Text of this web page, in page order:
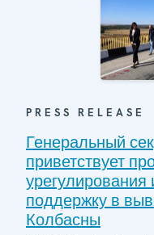
PRESS RELEASE
Генеральный
приветствует
урегулирования
поддержку в
Колбасны